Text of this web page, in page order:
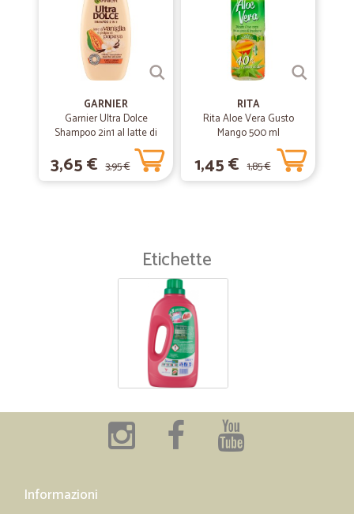
GARNIER
Garnier Ultra Dolce
Shampoo 2in1 al latte di
Vaniglia e polpa di Papaya
per capelli lunghi, 300 ml.
3,65 € 3,95 €
RITA
Rita Aloe Vera Gusto
Mango 500 ml
1,45 € 1,85 €
Etichette
Informazioni